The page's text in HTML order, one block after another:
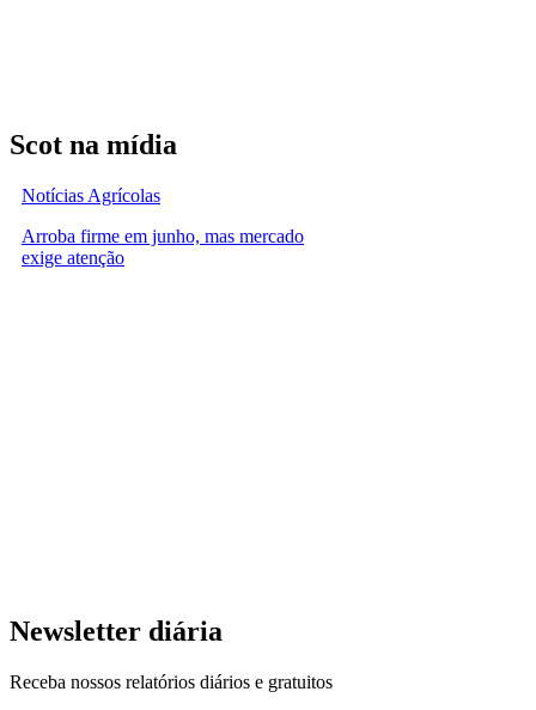
Scot na mídia
Notícias Agrícolas
Arroba firme em junho, mas mercado
exige atenção
Newsletter diária
Receba nossos relatórios diários e gratuitos